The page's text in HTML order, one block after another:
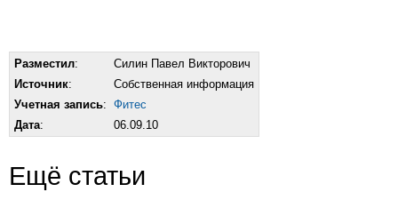
Разместил:
Силин Павел Викторович
Источник:
Собственная информация
Учетная запись: Фитес
Дата: 06.09.10
Ещё статьи